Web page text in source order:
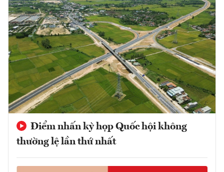
Điểm nhấn kỳ họp Quốc hội không
thường lệ lần thứ nhất